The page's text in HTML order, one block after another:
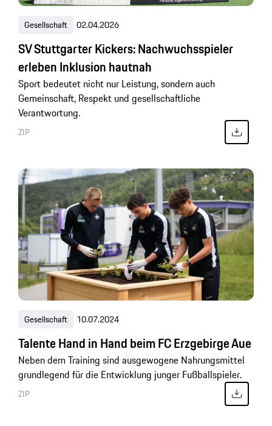
Gesellschaft 02.04.2026
SV Stuttgarter Kickers: Nachwuchsspieler
erleben Inklusion hautnah
Sport bedeutet nicht nur Leistung, sondern auch
Gemeinschaft, Respekt und gesellschaftliche
Verantwortung.
ZIP
Gesellschaft 10.07.2024
Talente Hand in Hand beim FC Erzgebirge Aue
Neben dem Training sind ausgewogene Nahrungsmittel
grundlegend für die Entwicklung junger Fußballspieler.
ZIP